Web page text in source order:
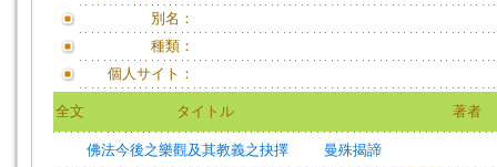
別名：
種類：
個人サイト：
全文 タイトル 著者
佛法今後之樂觀及其教義之抉擇 曼殊揭諦